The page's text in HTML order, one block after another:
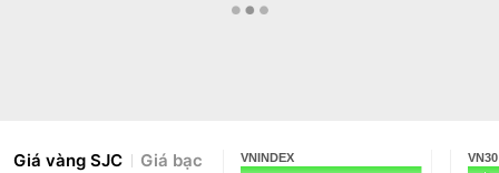
Giá vàng SJC Giá bạc VNINDEX VN30